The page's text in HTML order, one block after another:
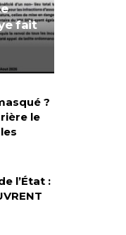
fait
?
le
l’État :